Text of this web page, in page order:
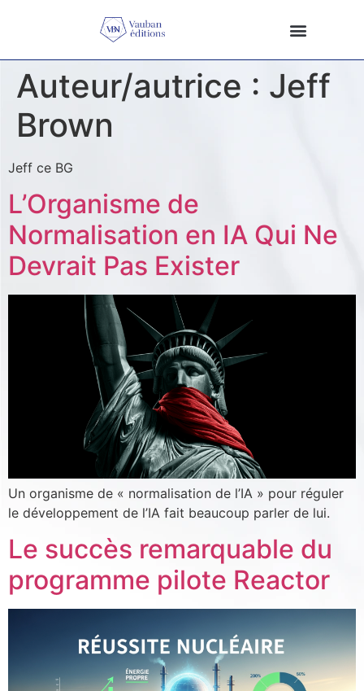
Auteur/autrice : Jeff
Brown
Jeff ce BG
L’Organisme de
Normalisation en IA Qui Ne
Devrait Pas Exister
Un organisme de « normalisation de l’IA » pour réguler
le développement de l’IA fait beaucoup parler de lui.
Le succès remarquable du
programme pilote Reactor